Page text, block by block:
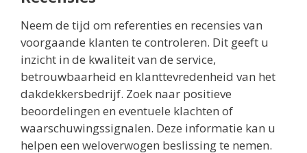
Neem de tijd om referenties en recensies van
voorgaande klanten te controleren. Dit geeft u
inzicht in de kwaliteit van de service,
betrouwbaarheid en klanttevredenheid van het
dakdekkersbedrijf. Zoek naar positieve
beoordelingen en eventuele klachten of
waarschuwingssignalen. Deze informatie kan u
helpen een weloverwogen beslissing te nemen.